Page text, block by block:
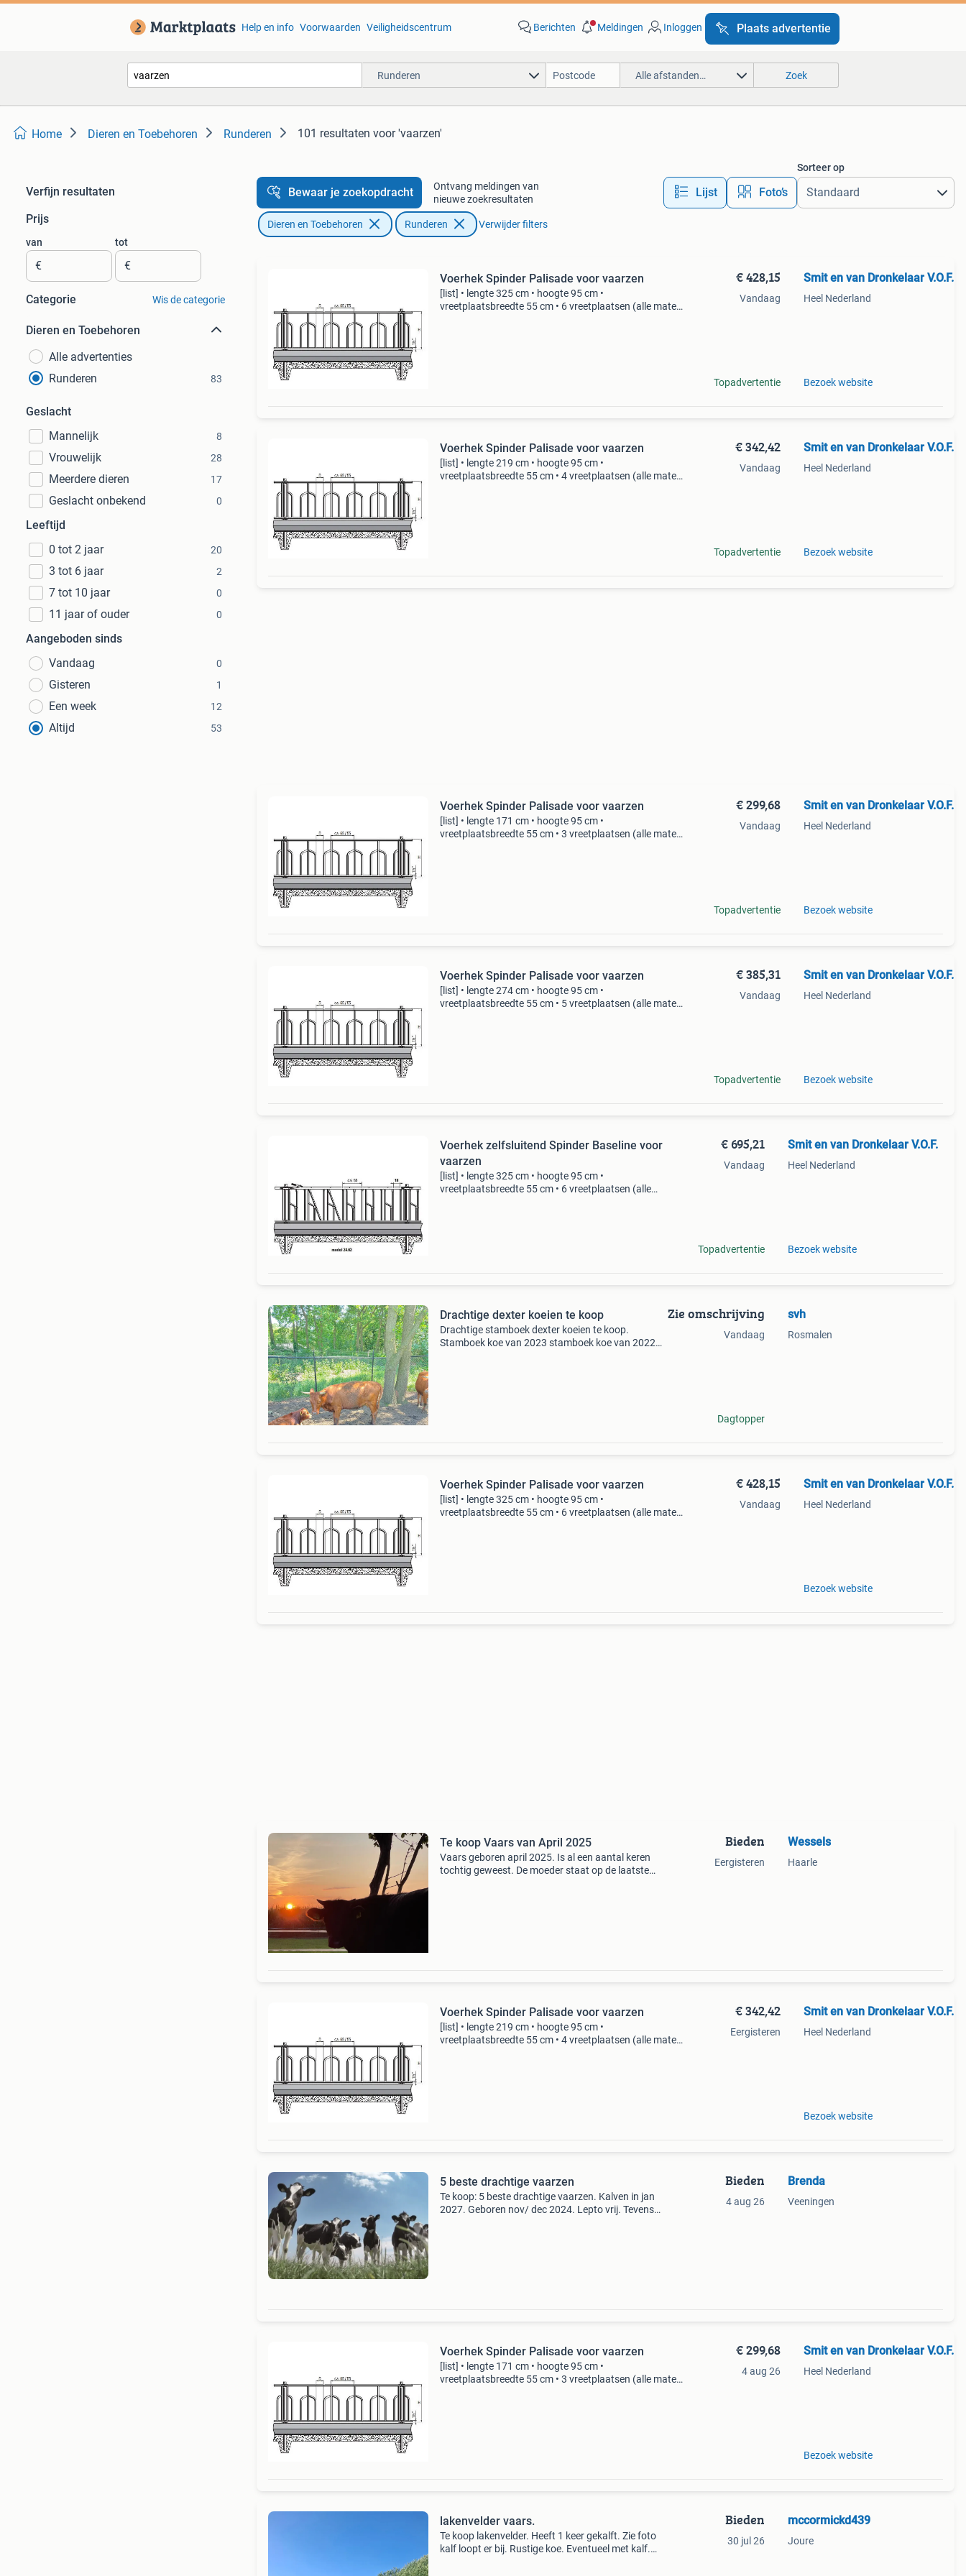
Help en info Voorwaarden Veiligheidscentrum Berichten Meldingen Inloggen Plaats advertentie
Runderen Alle afstanden… Zoek
Home Dieren en Toebehoren Runderen 101 resultaten voor 'vaarzen'
Verfijn resultaten
Prijs
van
€
tot
€
Categorie Wis de categorie
Dieren en Toebehoren
Alle advertenties
Runderen
83
Geslacht
Mannelijk
8
Vrouwelijk 28
Meerdere dieren 17
Geslacht onbekend 0
Leeftijd
0 tot 2 jaar
20
3 tot 6 jaar 2
7 tot 10 jaar 0
11 jaar of ouder 0
Aangeboden sinds
Vandaag
0
Gisteren 1
Een week 12
Altijd 53
Bewaar je zoekopdracht
Ontvang meldingen van
nieuwe zoekresultaten
Lijst Foto’s
Sorteer op
Dieren en Toebehoren Runderen Verwijder filters
Voerhek Spinder Palisade voor vaarzen
[list] • lengte 325 cm • hoogte 95 cm •
vreetplaatsbreedte 55 cm • 6 vreetplaatsen (alle maten
€ 428,15
Vandaag
Topadvertentie
Smit en van Dronkelaar V.O.F.
Heel Nederland
Bezoek website
Voerhek Spinder Palisade voor vaarzen
[list] • lengte 219 cm • hoogte 95 cm •
vreetplaatsbreedte 55 cm • 4 vreetplaatsen (alle maten
€ 342,42
Vandaag
Topadvertentie
Smit en van Dronkelaar V.O.F.
Heel Nederland
Bezoek website
Voerhek Spinder Palisade voor vaarzen
[list] • lengte 171 cm • hoogte 95 cm •
vreetplaatsbreedte 55 cm • 3 vreetplaatsen (alle maten
€ 299,68
Vandaag
Topadvertentie
Smit en van Dronkelaar V.O.F.
Heel Nederland
Bezoek website
Voerhek Spinder Palisade voor vaarzen
[list] • lengte 274 cm • hoogte 95 cm •
vreetplaatsbreedte 55 cm • 5 vreetplaatsen (alle maten
€ 385,31
Vandaag
Topadvertentie
Smit en van Dronkelaar V.O.F.
Heel Nederland
Bezoek website
Voerhek zelfsluitend Spinder Baseline voor
vaarzen
[list] • lengte 325 cm • hoogte 95 cm •
vreetplaatsbreedte 55 cm • 6 vreetplaatsen (alle
€ 695,21
Vandaag
Topadvertentie
Smit en van Dronkelaar V.O.F.
Heel Nederland
Bezoek website
Drachtige dexter koeien te koop
Drachtige stamboek dexter koeien te koop.
Stamboek koe van 2023 stamboek koe van 2022
Zie omschrijving
Vandaag
Dagtopper
svh
Rosmalen
Voerhek Spinder Palisade voor vaarzen
[list] • lengte 325 cm • hoogte 95 cm •
vreetplaatsbreedte 55 cm • 6 vreetplaatsen (alle maten
€ 428,15
Vandaag
Smit en van Dronkelaar V.O.F.
Heel Nederland
Bezoek website
Te koop Vaars van April 2025
Vaars geboren april 2025. Is al een aantal keren
tochtig geweest. De moeder staat op de laatste
Bieden
Eergisteren
Wessels
Haarle
Voerhek Spinder Palisade voor vaarzen
[list] • lengte 219 cm • hoogte 95 cm •
vreetplaatsbreedte 55 cm • 4 vreetplaatsen (alle maten
€ 342,42
Eergisteren
Smit en van Dronkelaar V.O.F.
Heel Nederland
Bezoek website
5 beste drachtige vaarzen
Te koop: 5 beste drachtige vaarzen. Kalven in jan
2027. Geboren nov/ dec 2024. Lepto vrij. Tevens
Bieden
4 aug 26
Brenda
Veeningen
Voerhek Spinder Palisade voor vaarzen
[list] • lengte 171 cm • hoogte 95 cm •
vreetplaatsbreedte 55 cm • 3 vreetplaatsen (alle maten
€ 299,68
4 aug 26
Smit en van Dronkelaar V.O.F.
Heel Nederland
Bezoek website
lakenvelder vaars.
Te koop lakenvelder. Heeft 1 keer gekalft. Zie foto
kalf loopt er bij. Rustige koe. Eventueel met kalf.
Bieden
30 jul 26
mccormickd439
Joure